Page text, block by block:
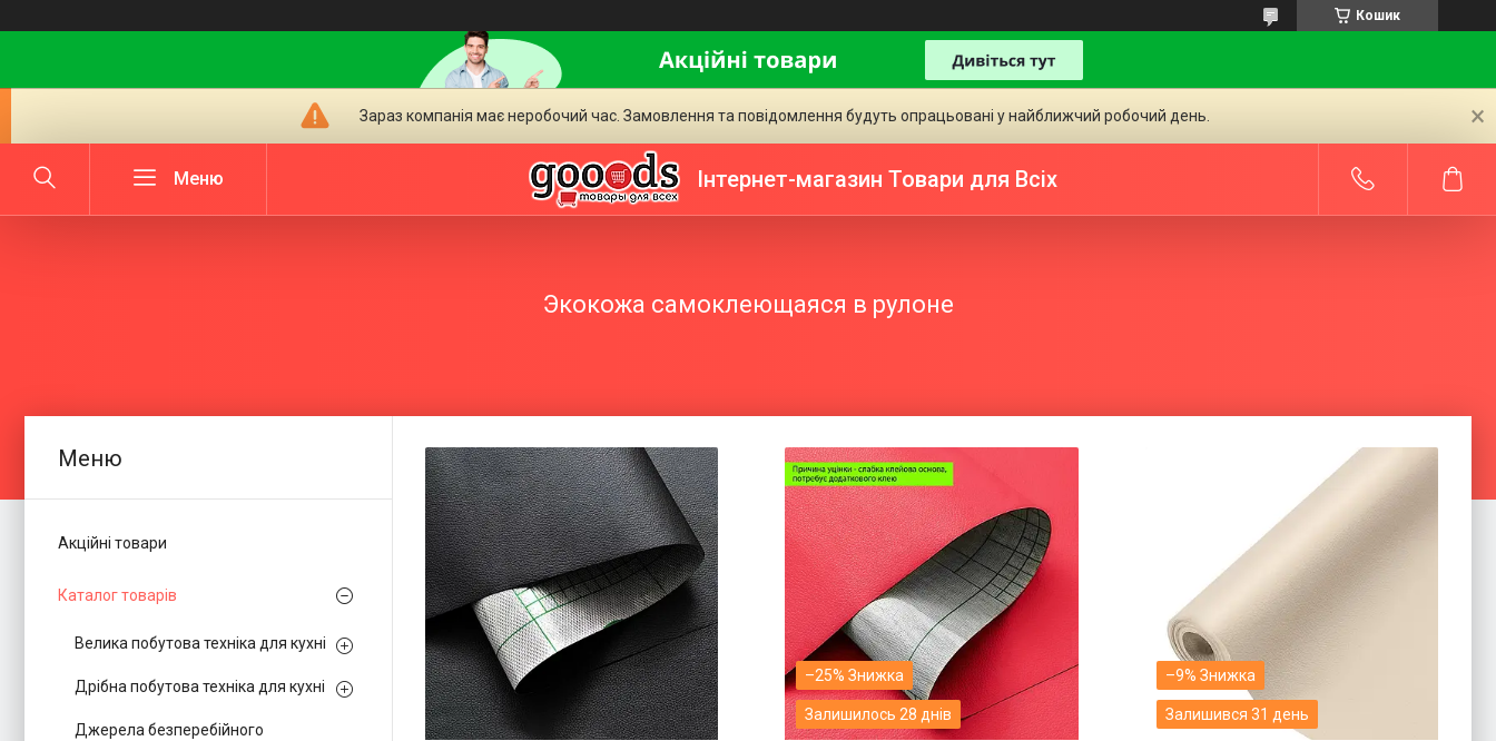
Кошик
Зараз компанія має неробочий час. Замовлення та повідомлення будуть опрацьовані у найближчий робочий день.
Інтернет-магазин Товари для Всіх
Экокожа самоклеющаяся в рулоне
Залишилось 28 днів
–25%
Залишився 31 день
–9%
Акційні товари
Каталог товарів
Велика побутова техніка для кухні
Дрібна побутова техніка для кухні
Джерела безперебійного